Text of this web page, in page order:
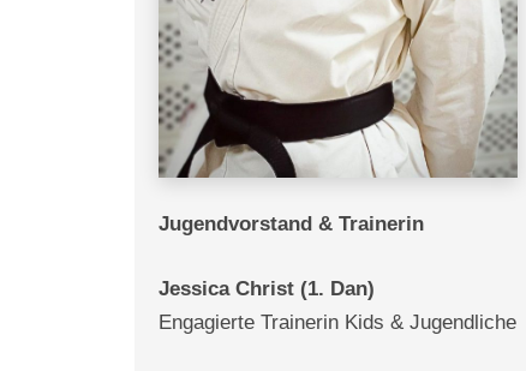
Jugendvorstand & Trainerin
Jessica Christ (1. Dan)
Engagierte Trainerin Kids & Jugendliche